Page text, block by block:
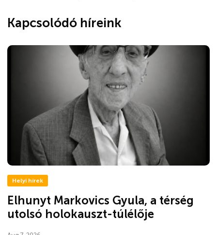
Kapcsolódó híreink
Helyi hírek
Elhunyt Markovics Gyula, a térség
utolsó holokauszt-túlélője